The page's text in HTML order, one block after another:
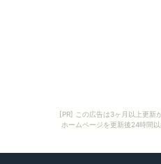
[PR] この広告は3ヶ月以上更新
ホームページを更新後24時間